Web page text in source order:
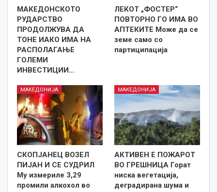
МАКЕДОНСКОТО
РУДАРСТВО
ПРОДОЛЖУВА ДА
ТОНЕ ИАКО ИМА НА
РАСПОЛАГАЊЕ
ГОЛЕМИ
ИНВЕСТИЦИИ…
ЛЕКОТ „ФОСТЕР“
ПОВТОРНО ГО ИМА ВО
АПТЕКИТЕ Може да се
земе само со
партиципација
МАКЕДОНИЈА
СКОПЈАНЕЦ ВОЗЕЛ
ПИЈАН И СЕ СУДРИЛ
Му измериле 3,29
промили алкохол во
МАКЕДОНИЈА
АКТИВЕН Е ПОЖАРОТ
ВО ГРЕШНИЦА Горат
ниска вегетација,
деградирана шума и